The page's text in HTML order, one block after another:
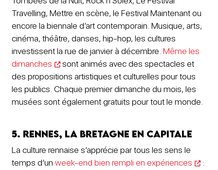
Travelling, Mettre en scène, le Festival Maintenant ou
encore la biennale d’art contemporain. Musique, arts,
cinéma, théâtre, danses, hip-hop, les cultures
investissent la rue de janvier à décembre. Même les
dimanches
sont animés avec des spectacles et
des propositions artistiques et culturelles pour tous
les publics. Chaque premier dimanche du mois, les
musées sont également gratuits pour tout le monde.
5. Rennes, la Bretagne en capitale
La culture rennaise s’apprécie par tous les sens le
temps d’un week-end bien rempli en expériences
: